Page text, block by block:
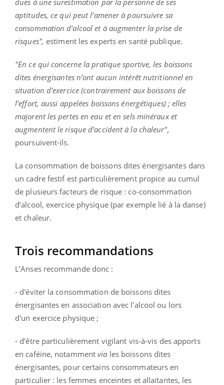
dues à une surestimation par la personne de ses
aptitudes, ce qui peut l’amener à poursuivre sa
consommation d’alcool et à augmenter la prise de
risques", estiment les experts en santé publique.
"En ce qui concerne la pratique sportive, les boissons
dites énergisantes n’ont aucun intérêt nutritionnel en
situation d’exercice (contrairement aux boissons de
l’effort, aussi appelées boissons énergétiques) ; elles
majorent les pertes en eau et en sels minéraux et
augmentent le risque d’accident à la chaleur",
poursuivent-ils.
La consommation de boissons dites énergisantes dans
un cadre festif est particulièrement propice au cumul
de plusieurs facteurs de risque : co-consommation
d’alcool, exercice physique (par exemple lié à la danse)
et chaleur.
Trois recommandations
L’Anses recommande donc :
- d'éviter la consommation de boissons dites
énergisantes en association avec l'alcool ou lors
d'un exercice physique ;
- d’être particulièrement vigilant vis-à-vis des apports
en caféine, notammentvia les boissons dites
énergisantes, pour certains consommateurs en
particulier : les femmes enceintes et allaitantes, les